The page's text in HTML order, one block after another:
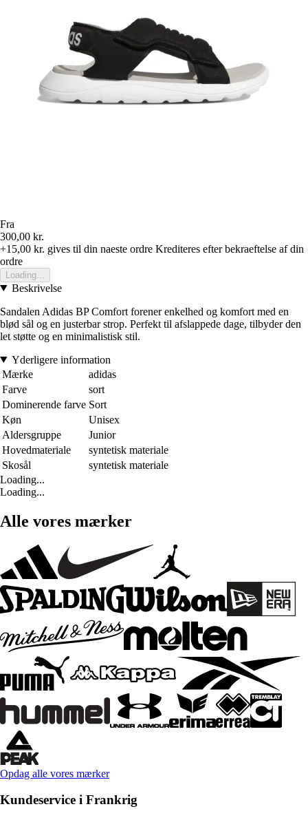
Fra
300,00 kr.
+15,00 kr. gives til din naeste ordre Krediteres efter bekraeftelse af din
ordre
Loading...
Beskrivelse
Sandalen Adidas BP Comfort forener enkelhed og komfort med en
blød sål og en justerbar strop. Perfekt til afslappede dage, tilbyder den
let støtte og en minimalistisk stil.
Yderligere information
Mærke
adidas
Farve
sort
Dominerende farve Sort
Køn
Unisex
Aldersgruppe
Junior
Hovedmateriale
syntetisk materiale
Skosål
syntetisk materiale
Loading...
Loading...
Alle vores mærker
Opdag alle vores mærker
Kundeservice i Frankrig